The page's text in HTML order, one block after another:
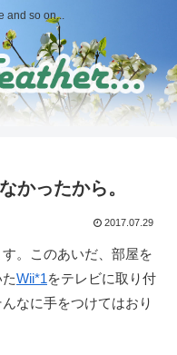
and so on...
かったから。
2017.07.29
。このあいだ、部屋を
Wii*1をテレビに取り付
なに手をつけてはおり